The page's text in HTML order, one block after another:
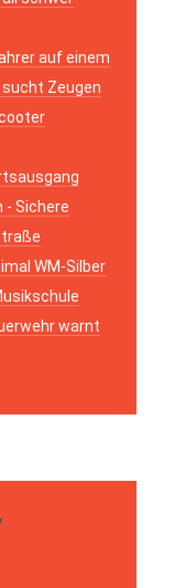
auf einem
sucht Zeugen
- Sichere
WM-Silber
warnt